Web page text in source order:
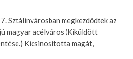
Sztálinvárosban megkezdődtek az
magyar acélváros (Kiküldött
Kicsinosította magát,